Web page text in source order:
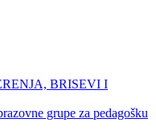
BRISEVI I
grupe za pedagošku